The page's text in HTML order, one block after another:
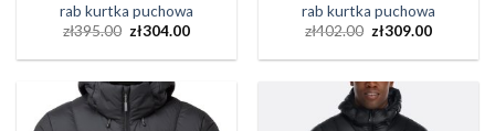
rab kurtka puchowa
zł395.00 zł304.00
rab kurtka puchowa
zł402.00 zł309.00